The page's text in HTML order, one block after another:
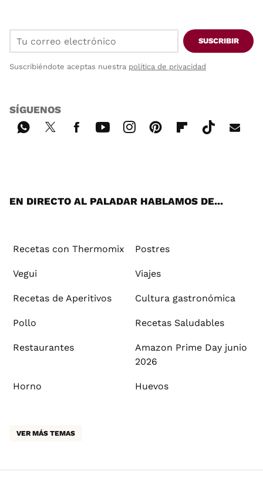
SUSCRIBIR
Suscribiéndote aceptas nuestra política de privacidad
SÍGUENOS
EN DIRECTO AL PALADAR HABLAMOS DE...
Recetas con Thermomix Postres
Vegui Viajes
Recetas de Aperitivos Cultura gastronómica
Pollo Recetas Saludables
Restaurantes
Amazon Prime Day junio
2026
Horno Huevos
VER MÁS TEMAS